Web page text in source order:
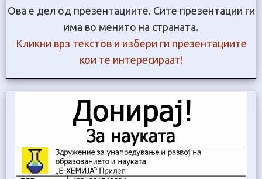
Ова е дел од презентациите. Сите презентации ги
има во менито на страната.
Кликни врз текстов и избери ги презентациите
кои те интересираат!